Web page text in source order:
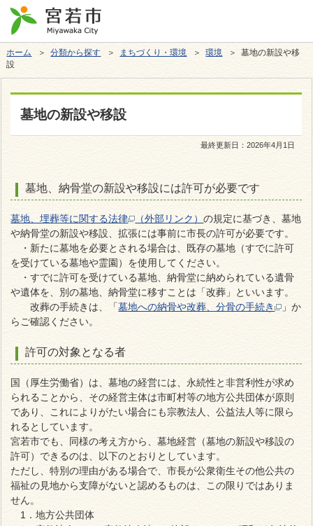
ホーム ＞分類から探す ＞ まちづくり・環境 ＞環境 ＞ 墓地の新設や移
設
墓地の新設や移設
最終更新日：2026年4月1日
墓地、納骨堂の新設や移設には許可が必要です
墓地、埋葬等に関する法律 （外部リンク）の規定に基づき、墓地
や納骨堂の新設や移設、拡張には事前に市長の許可が必要です。
・新たに墓地を必要とされる場合は、既存の墓地（すでに許可
を受けている墓地や霊園）を使用してください。
・すでに許可を受けている墓地、納骨堂に納められている遺骨
や遺体を、別の墓地、納骨堂に移すことは「改葬」といいます。
改葬の手続きは、「墓地への納骨や改葬、分骨の手続き
」か
らご確認ください。
許可の対象となる者
国（厚生労働省）は、墓地の経営には、永続性と非営利性が求め
られることから、その経営主体は市町村等の地方公共団体が原則
であり、これによりがたい場合にも宗教法人、公益法人等に限ら
れるとしています。
宮若市でも、同様の考え方から、墓地経営（墓地の新設や移設の
許可）できるのは、以下のとおりとしています。
ただし、特別の理由がある場合で、市長が公衆衛生その他公共の
福祉の見地から支障がないと認めるものは、この限りではありま
せん。
1．地方公共団体